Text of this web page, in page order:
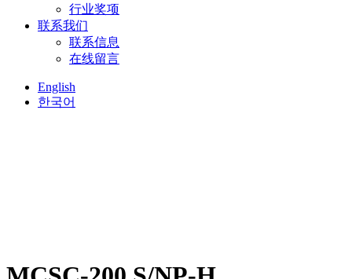
行业奖项
联系我们
联系信息
在线留言
English
한국어